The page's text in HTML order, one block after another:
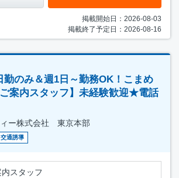
掲載開始日：2026-08-03
掲載終了予定日：2026-08-16
勤のみ＆週1日～勤務OK！こまめ
案内スタッフ】未経験歓迎★電話
ィー株式会社 東京本部
交通誘導
内スタッフ